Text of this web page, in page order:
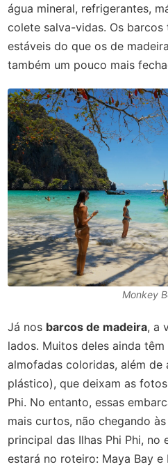
água mineral, refrigerantes,
colete salva-vidas. Os barcos
estáveis do que os de
também um pouco mais
Monkey
Já nos barcos de madeira, a
lados. Muitos deles ainda
almofadas coloridas, além de
plástico), que deixam as
Phi. No entanto, essas
mais curtos, não chegando
principal das Ilhas Phi Phi, no
estará no roteiro: Maya Bay e